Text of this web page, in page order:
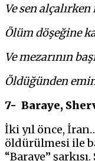
Ve sen
Ölüm döşeğine
Ve mezarının
Öldüğünden
7- Baraye,
İki yıl önce,
öldürülmesi ile
“Baraye”